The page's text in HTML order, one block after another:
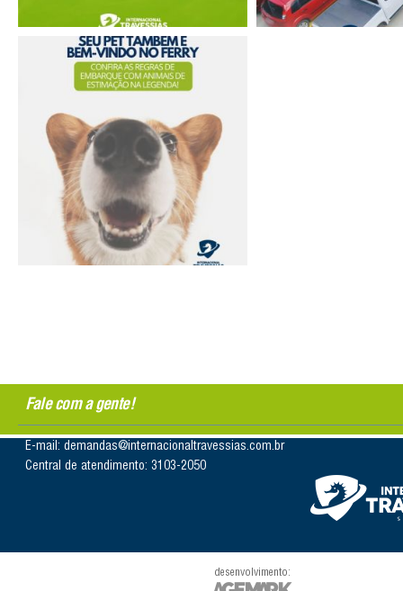
Fale com a gente!
E-mail: demandas@internacionaltravessias.com.br
Central de atendimento: 3103-2050
desenvolvimento: